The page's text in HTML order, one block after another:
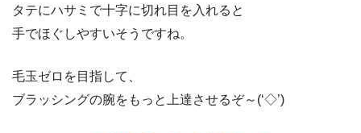
タテにハサミで十字に切れ目を入れると
手でほぐしやすいそうですね。
毛玉ゼロを目指して、
ブラッシングの腕をもっと上達させるぞ～(‘◇’)ゞ